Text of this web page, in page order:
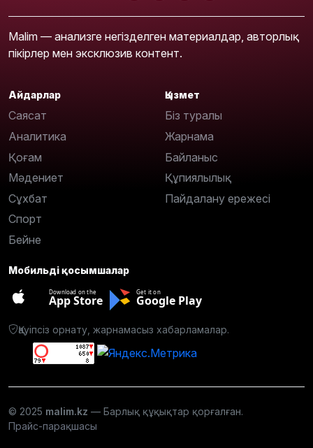
Malim — анализге негізделген материалдар, авторлық
пікірлер мен эксклюзив контент.
Айдарлар
Саясат
Аналитика
Қоғам
Мәдениет
Сұхбат
Спорт
Бейне
Қызмет
Біз туралы
Жарнама
Байланыс
Құпиялылық
Пайдалану ережесі
Мобильді қосымшалар
Download on the
App Store
Get it on
Google Play
Қауіпсіз орнату, жарнамасыз хабарламалар.
© 2025 malim.kz — Барлық құқықтар қорғалған.
Прайс-парақшасы